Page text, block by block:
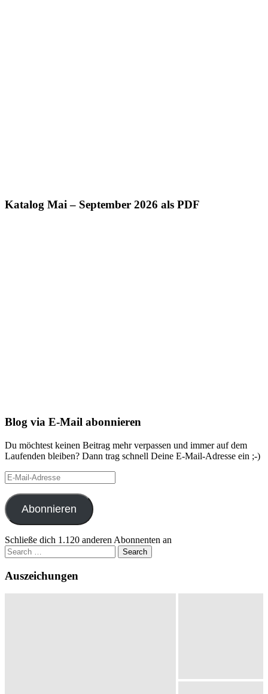
Katalog Mai – September 2026 als PDF
Blog via E-Mail abonnieren
Du möchtest keinen Beitrag mehr verpassen und immer auf dem
Laufenden bleiben? Dann trag schnell Deine E-Mail-Adresse ein ;-)
E-
Mail-
Adresse
Abonnieren
Schließe dich 1.120 anderen Abonnenten an
Search
for:
Auszeichungen